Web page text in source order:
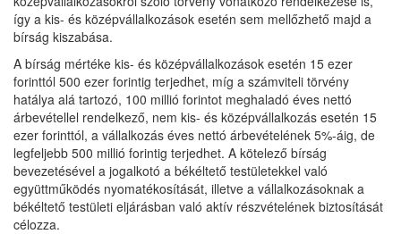
így a kis- és középvállalkozások esetén sem mellőzhető majd a
bírság kiszabása.
A bírság mértéke kis- és középvállalkozások esetén 15 ezer
forinttól 500 ezer forintig terjedhet, míg a számviteli törvény
hatálya alá tartozó, 100 millió forintot meghaladó éves nettó
árbevétellel rendelkező, nem kis- és középvállalkozás esetén 15
ezer forinttól, a vállalkozás éves nettó árbevételének 5%-áig, de
legfeljebb 500 millió forintig terjedhet. A kötelező bírság
bevezetésével a jogalkotó a békéltető testületekkel való
együttműködés nyomatékosítását, illetve a vállalkozásoknak a
békéltető testületi eljárásban való aktív részvételének biztosítását
célozza.